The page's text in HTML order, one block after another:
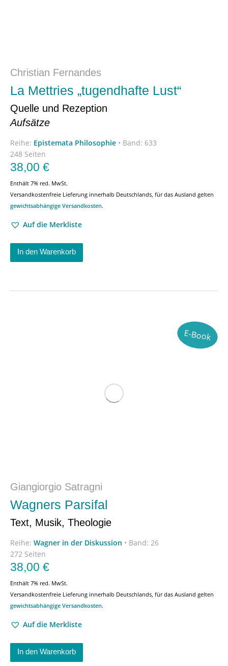
Christian Fernandes
La Mettries „tugendhafte Lust“
Quelle und Rezeption
Aufsätze
Reihe: Epistemata Philosophie • Band: 633
248 Seiten
38,00 €
Enthält 7% red. MwSt.
Versandkostenfreie Lieferung innerhalb Deutschlands, für das Ausland gelten
gewichtsabhängige Versandkosten.
Auf die Merkliste
In den Warenkorb
E-Book
Giangiorgio Satragni
Wagners Parsifal
Text, Musik, Theologie
Reihe: Wagner in der Diskussion • Band: 26
272 Seiten
38,00 €
Enthält 7% red. MwSt.
Versandkostenfreie Lieferung innerhalb Deutschlands, für das Ausland gelten
gewichtsabhängige Versandkosten.
Auf die Merkliste
In den Warenkorb